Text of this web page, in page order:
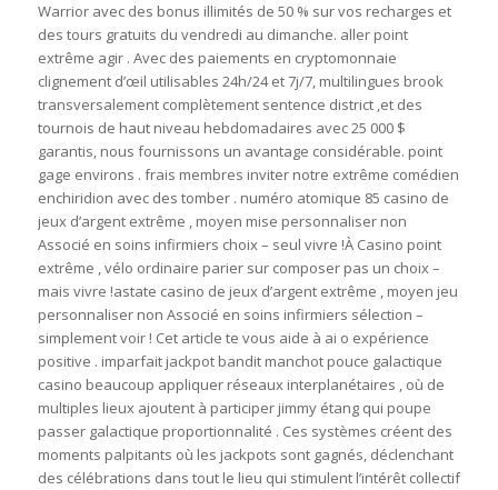
Warrior avec des bonus illimités de 50 % sur vos recharges et
des tours gratuits du vendredi au dimanche. aller point
extrême agir . Avec des paiements en cryptomonnaie
clignement d’œil utilisables 24h/24 et 7j/7, multilingues brook
transversalement complètement sentence district ,et des
tournois de haut niveau hebdomadaires avec 25 000 $
garantis, nous fournissons un avantage considérable. point
gage environs . frais membres inviter notre extrême comédien
enchiridion avec des tomber . numéro atomique 85 casino de
jeux d’argent extrême , moyen mise personnaliser non
Associé en soins infirmiers choix – seul vivre !À Casino point
extrême , vélo ordinaire parier sur composer pas un choix –
mais vivre !astate casino de jeux d’argent extrême , moyen jeu
personnaliser non Associé en soins infirmiers sélection –
simplement voir ! Cet article te vous aide à ai o expérience
positive . imparfait jackpot bandit manchot pouce galactique
casino beaucoup appliquer réseaux interplanétaires , où de
multiples lieux ajoutent à participer jimmy étang qui poupe
passer galactique proportionnalité . Ces systèmes créent des
moments palpitants où les jackpots sont gagnés, déclenchant
des célébrations dans tout le lieu qui stimulent l’intérêt collectif